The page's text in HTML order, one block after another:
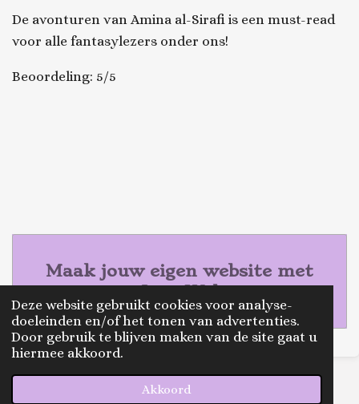
Deze website gebruikt cookies voor analyse-
doeleinden en/of het tonen van advertenties.
Door gebruik te blijven maken van de site gaat u
hiermee akkoord.
Akkoord
De avonturen van Amina al-Sirafi is een must-read
voor alle fantasylezers onder ons!
Beoordeling: 5/5
Maak jouw eigen website met
JouwWeb
© 2020 - 2026 thereadingtwinsnl